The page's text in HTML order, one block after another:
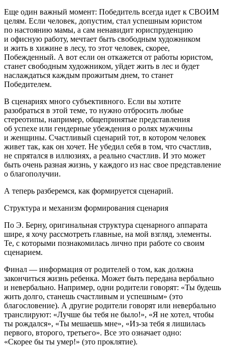
Еще один важный момент: Победитель всегда идет к СВОИМ
целям. Если человек, допустим, стал успешным юристом
по настоянию мамы, а сам ненавидит юриспруденцию
и офисную работу, мечтает быть свободным художником
и жить в хижине в лесу, то этот человек, скорее,
Побежденный. А вот если он откажется от работы юристом,
станет свободным художником, уйдет жить в лес и будет
наслаждаться каждым прожитым днем, то станет
Победителем.
В сценариях много субъективного. Если вы хотите
разобраться в этой теме, то нужно отбросить любые
стереотипы, например, общепринятые представления
об успехе или гендерные убеждения о ролях мужчины
и женщины. Счастливый сценарий тот, в котором человек
живет так, как он хочет. Не убедил себя в том, что счастлив,
не спрятался в иллюзиях, а реально счастлив. И это может
быть очень разная жизнь, у каждого из нас свое представление
о благополучии.
А теперь разберемся, как формируется сценарий.
Структура и механизм формирования сценария
По Э. Берну, оригинальная структура сценарного аппарата
шире, я хочу рассмотреть главные, на мой взгляд, элементы.
Те, с которыми познакомилась лично при работе со своим
сценарием.
Финал — информация от родителей о том, как должна
закончиться жизнь ребенка. Может быть передана вербально
и невербально. Например, одни родители говорят: «Ты будешь
жить долго, станешь счастливым и успешным» (это
благословение). А другие родители говорят или невербально
транслируют: «Лучше бы тебя не было!», «Я не хотел, чтобы
ты рождался», «Ты мешаешь мне», «Из-за тебя я лишилась
первого, второго, третьего». Все это означает одно:
«Скорее бы ты умер!» (это проклятие).